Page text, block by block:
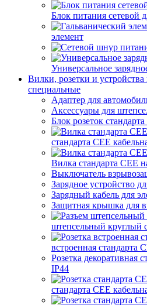
Блок питания сетевой
элемент
Универсальное
Вилки, розетки и
специальные
Адаптер для
Аксессуары для
Блок розеток
стандарта CEE
Вилка стандарта CEE
Выключатель
Зарядное устройство
Зарядный кабель для
Защитная крышка для
штепсельный круглый
встроенная стандарта
Розетка декоративная
IP44
стандарта СЕЕ